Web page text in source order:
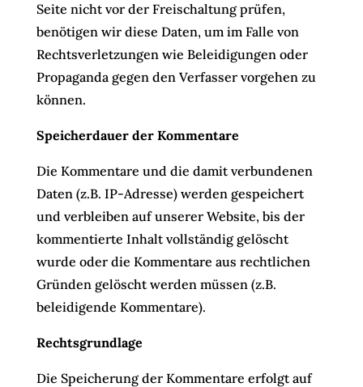
Seite nicht vor der Freischaltung prüfen,
benötigen wir diese Daten, um im Falle von
Rechtsverletzungen wie Beleidigungen oder
Propaganda gegen den Verfasser vorgehen zu
können.
Speicherdauer der Kommentare
Die Kommentare und die damit verbundenen
Daten (z.B. IP-Adresse) werden gespeichert
und verbleiben auf unserer Website, bis der
kommentierte Inhalt vollständig gelöscht
wurde oder die Kommentare aus rechtlichen
Gründen gelöscht werden müssen (z.B.
beleidigende Kommentare).
Rechtsgrundlage
Die Speicherung der Kommentare erfolgt auf